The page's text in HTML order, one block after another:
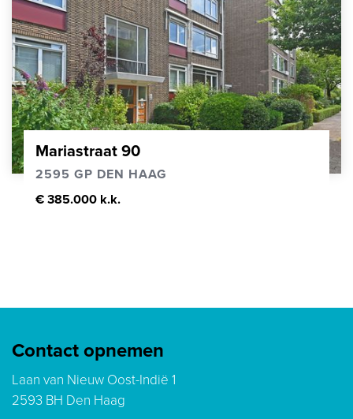
Mariastraat 90
2595 GP DEN HAAG
€ 385.000 k.k.
Contact opnemen
Laan van Nieuw Oost-Indië 1
2593 BH Den Haag